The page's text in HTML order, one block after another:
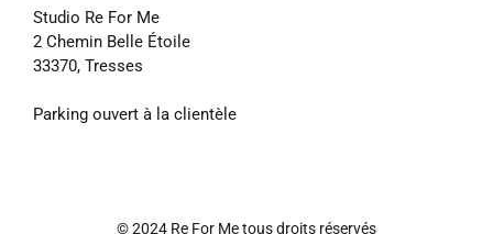
Studio Re For Me
2 Chemin Belle Étoile
33370, Tresses
Parking ouvert à la clientèle
© 2024 Re For Me tous droits réservés